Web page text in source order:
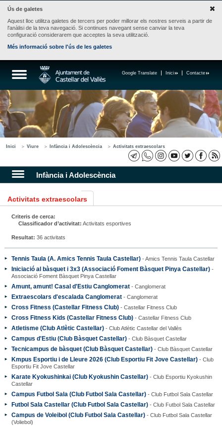
Ús de galetes
Aquest lloc utilitza galetes de tercers per poder millorar els nostres serveis a partir de
l'anàlisi de la teva navegació. Si continues navegant sense canviar la teva
configuració considerarem que acceptes la seva utilització.
Més informació sobre l'ús de les galetes
Contacte
Inici
Google Translate
Inici Viure Infància i Adolescència Activitats extraescolars
Infància i Adolescència
Activitats extraescolars
Criteris de cerca:
Classificador d’activitat: Activitats esportives
Resultat: 36 activitats
Tennis Taula (A. Amics Tennis Taula Castellar)- Amics Tennis Taula Castellar
Iniciació al bàsquet i 3x3 (Associació Foment Bàsquet Pinya Castellar)-
Associació Foment Bàsquet Pinya Castellar
Amunt, amunt! Casal d'Estiu Canglomerat- Canglomerat
Extraescolars d'escalada Canglomerat - Canglomerat
Cross Fitness (Castellar Fitness Club)- Castellar Fitness Club
Cross Fitness Kids (Castellar Fitness Club)- Castellar Fitness Club
Atletisme (Club Atlètic Castellar)- Club Atlètic Castellar del Vallès
Campus d'Estiu (Club Bàsquet Castellar)- Club Bàsquet Castellar
Tecnicampus de bàsquet (Club Bàsquet Castellar)- Club Bàsquet Castellar
Kmpus Esportiu i de Lleure 2026 (Club Esportiu Fit Jove Castellar)- Club
Esportiu Fit Jove Castellar
Karate Kyokushinkai (Club Kyokushin Castellar)- Club Esportiu Kyokushin
Castellar
Campus Futbol Sala (Club Futbol Sala Castellar)- Club Futbol Sala Castellar
Futbol Sala Castellar (Club Futbol Sala Castellar)- Club Futbol Sala Castellar
Campus de Voleibol (Club Futbol Sala Castellar)- Club Futbol Sala Castellar
(Voliebol)